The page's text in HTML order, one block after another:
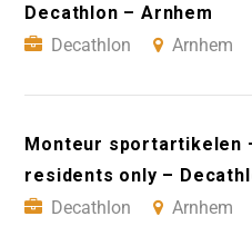
Decathlon – Arnhem
Decathlon
Arnhem
Monteur sportartikelen
residents only –
Decathlon
Arnhem